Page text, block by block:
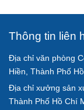
Thông tin liên
Địa chỉ văn phòng
Hiền, Thành Phố
Địa chỉ xưởng sản
Thành Phố Hồ Chí